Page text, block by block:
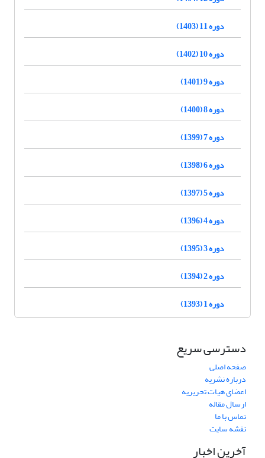
دوره 11 (1403)
دوره 10 (1402)
دوره 9 (1401)
دوره 8 (1400)
دوره 7 (1399)
دوره 6 (1398)
دوره 5 (1397)
دوره 4 (1396)
دوره 3 (1395)
دوره 2 (1394)
دوره 1 (1393)
دسترسی سریع
صفحه اصلی
درباره نشریه
اعضای هیات تحریریه
ارسال مقاله
تماس با ما
نقشه سایت
آخرین اخبار